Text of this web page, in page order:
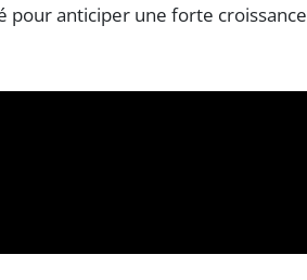
pour anticiper une forte croissance